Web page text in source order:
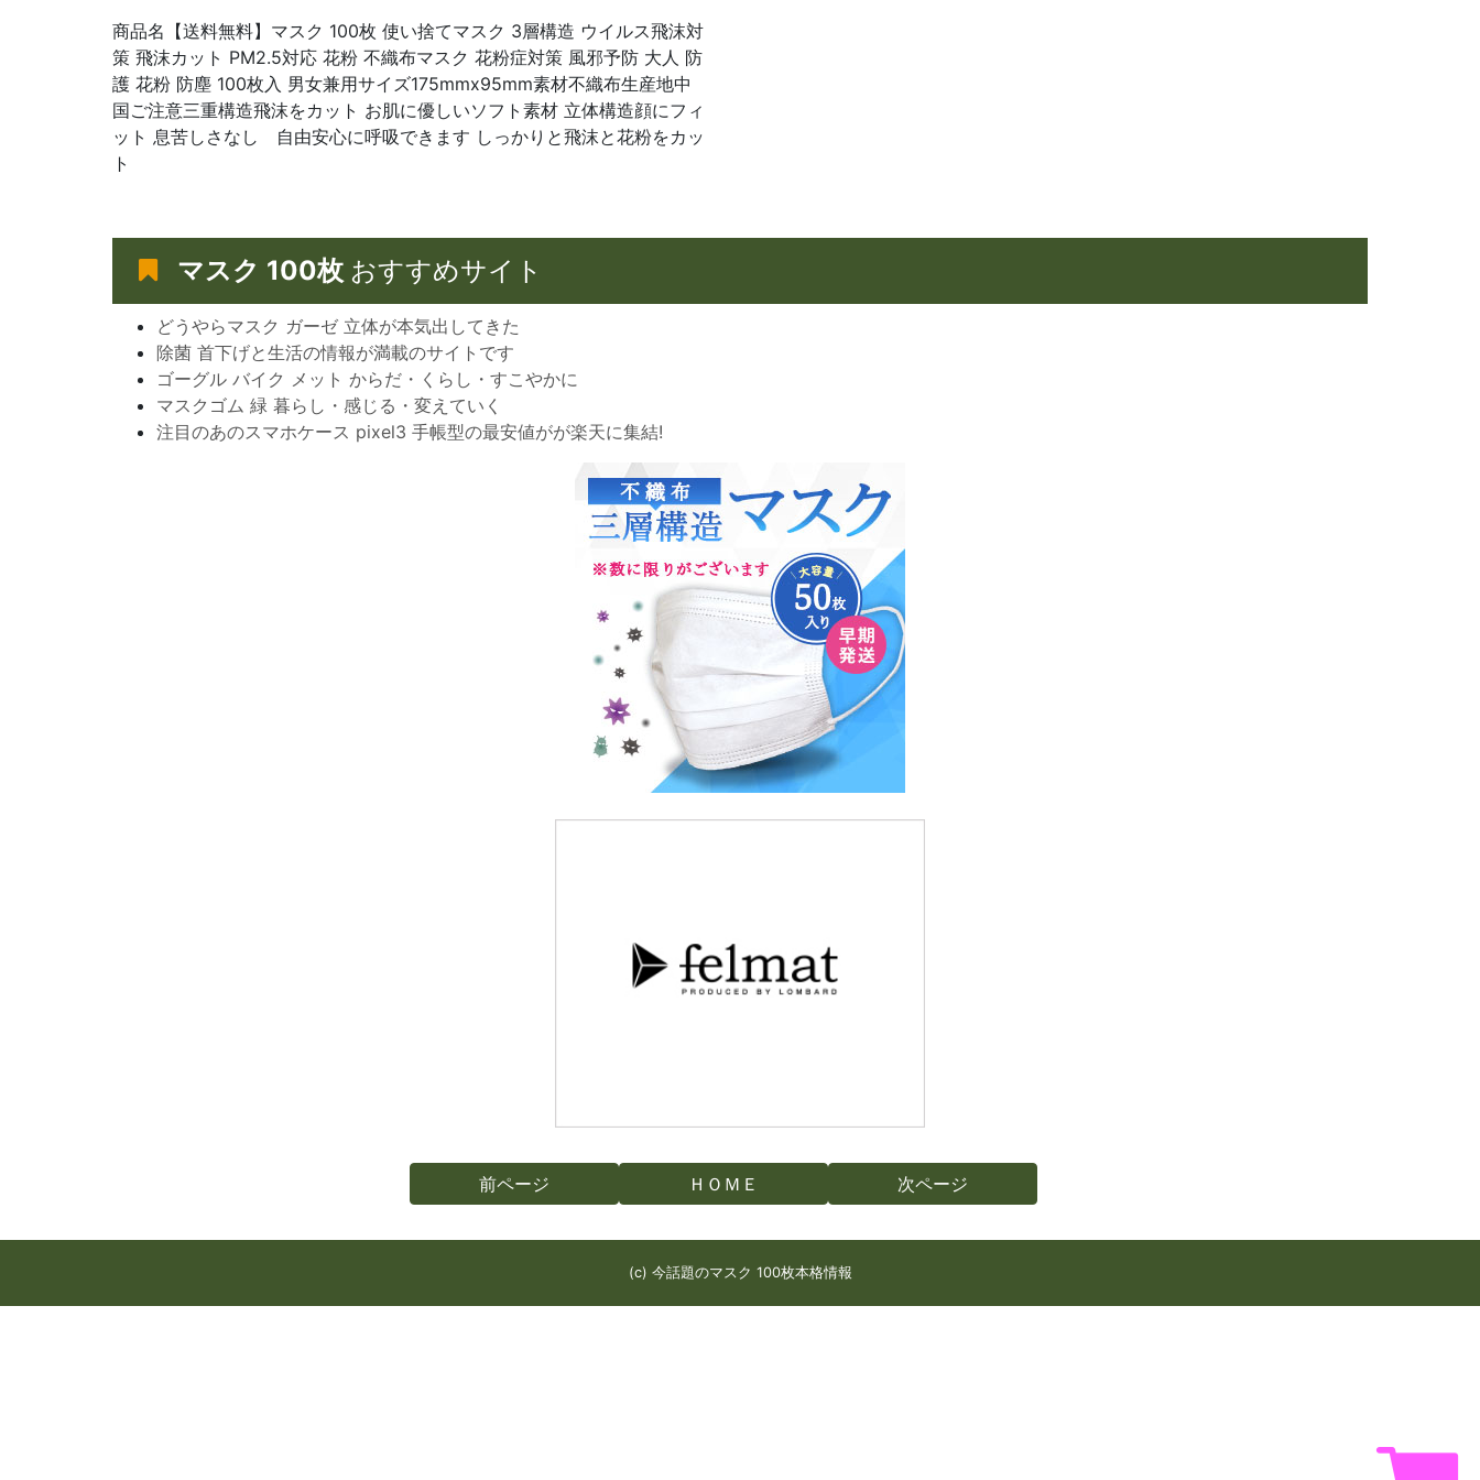
商品名【送料無料】マスク 100枚 使い捨てマスク 3層構造 ウイルス飛沫対
策 飛沫カット PM2.5対応 花粉 不織布マスク 花粉症対策 風邪予防 大人 防
護 花粉 防塵 100枚入 男女兼用サイズ175mmx95mm素材不織布生産地中
国ご注意三重構造飛沫をカット お肌に優しいソフト素材 立体構造顔にフィ
ット 息苦しさなし 自由安心に呼吸できます しっかりと飛沫と花粉をカッ
ト
マスク 100枚 おすすめサイト
どうやらマスク ガーゼ 立体が本気出してきた
除菌 首下げと生活の情報が満載のサイトです
ゴーグル バイク メット からだ・くらし・すこやかに
マスクゴム 緑 暮らし・感じる・変えていく
注目のあのスマホケース pixel3 手帳型の最安値がが楽天に集結!
前ページ ＨＯＭＥ 次ページ
(c) 今話題のマスク 100枚本格情報